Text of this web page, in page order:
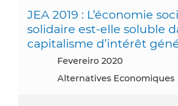
JEA 2019 : L’économie
solidaire est-elle soluble
capitalisme d’intérêt
fevereiro 2020
Alternatives Economiques